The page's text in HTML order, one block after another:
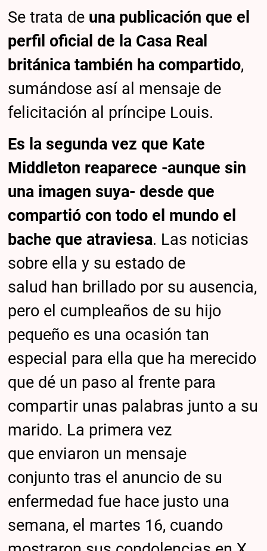
Se trata de una publicación que el
perfil oficial de la Casa Real
británica también ha compartido,
sumándose así al mensaje de
felicitación al príncipe Louis.
Es la segunda vez que Kate
Middleton reaparece -aunque sin
una imagen suya- desde que
compartió con todo el mundo el
bache que atraviesa. Las noticias
sobre ella y su estado de
salud han brillado por su ausencia,
pero el cumpleaños de su hijo
pequeño es una ocasión tan
especial para ella que ha merecido
que dé un paso al frente para
compartir unas palabras junto a su
marido. La primera vez
que enviaron un mensaje
conjunto tras el anuncio de su
enfermedad fue hace justo una
semana, el martes 16, cuando